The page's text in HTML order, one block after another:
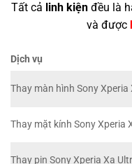
Tất cả linh kiện đều là
và được
Dịch vụ
Thay màn hình Sony Xperia
Thay mặt kính Sony Xperia
Thay pin Sony Xperia Xa